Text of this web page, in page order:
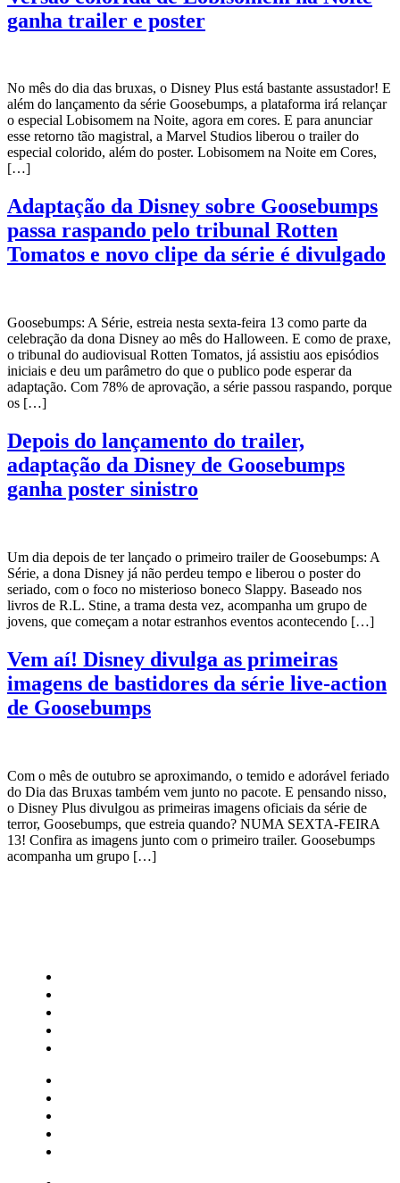
ganha trailer e poster
No mês do dia das bruxas, o Disney Plus está bastante assustador! E
além do lançamento da série Goosebumps, a plataforma irá relançar
o especial Lobisomem na Noite, agora em cores. E para anunciar
esse retorno tão magistral, a Marvel Studios liberou o trailer do
especial colorido, além do poster. Lobisomem na Noite em Cores,
[…]
Adaptação da Disney sobre Goosebumps
passa raspando pelo tribunal Rotten
Tomatos e novo clipe da série é divulgado
Goosebumps: A Série, estreia nesta sexta-feira 13 como parte da
celebração da dona Disney ao mês do Halloween. E como de praxe,
o tribunal do audiovisual Rotten Tomatos, já assistiu aos episódios
iniciais e deu um parâmetro do que o publico pode esperar da
adaptação. Com 78% de aprovação, a série passou raspando, porque
os […]
Depois do lançamento do trailer,
adaptação da Disney de Goosebumps
ganha poster sinistro
Um dia depois de ter lançado o primeiro trailer de Goosebumps: A
Série, a dona Disney já não perdeu tempo e liberou o poster do
seriado, com o foco no misterioso boneco Slappy. Baseado nos
livros de R.L. Stine, a trama desta vez, acompanha um grupo de
jovens, que começam a notar estranhos eventos acontecendo […]
Vem aí! Disney divulga as primeiras
imagens de bastidores da série live-action
de Goosebumps
Com o mês de outubro se aproximando, o temido e adorável feriado
do Dia das Bruxas também vem junto no pacote. E pensando nisso,
o Disney Plus divulgou as primeiras imagens oficiais da série de
terror, Goosebumps, que estreia quando? NUMA SEXTA-FEIRA
13! Confira as imagens junto com o primeiro trailer. Goosebumps
acompanha um grupo […]